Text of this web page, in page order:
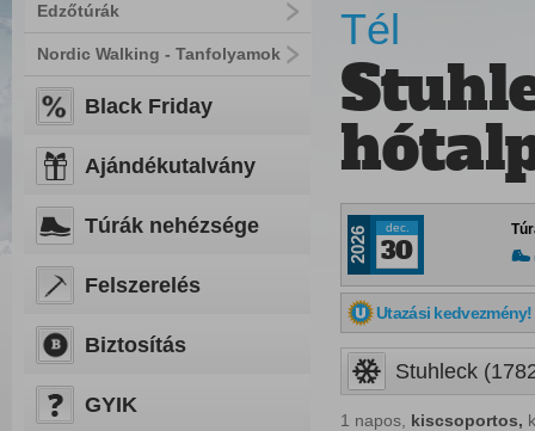
Edzőtúrák
Nordic Walking - Tanfolyamok
Black Friday
Ajándékutalvány
Túrák nehézsége
Felszerelés
Biztosítás
GYIK
Tél
2026 dec.
30
Utazási kedvezmény!
Stuhleck
1 napos, kiscsoportos,